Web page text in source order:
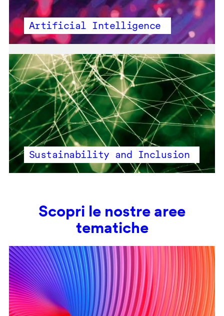
Artificial Intelligence
Sustainability and Inclusion
Scopri le nostre aree
tematiche